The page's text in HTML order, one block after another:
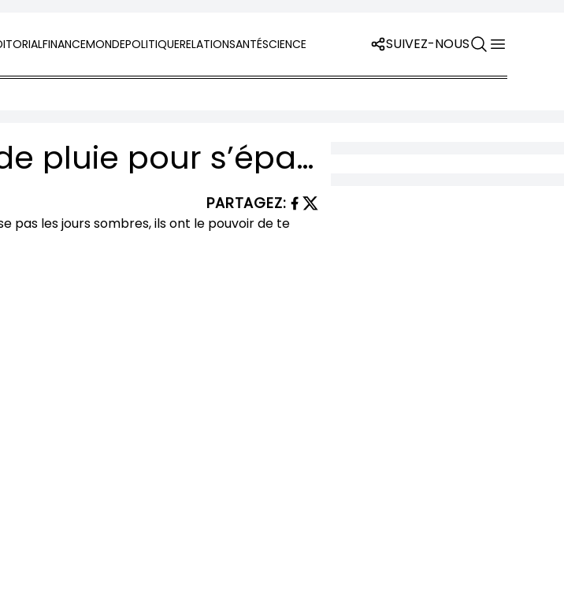
FINANCEMONDEPOLITIQUERELATIONSANTÉSCIENCE SUIVEZ-NOUS
Même les fleurs ont besoin de pluie pour s’épanouir. Ne méprise pas les jours sombres, ils ont le pouvoir de te faire grandir.
PARTAGEZ: